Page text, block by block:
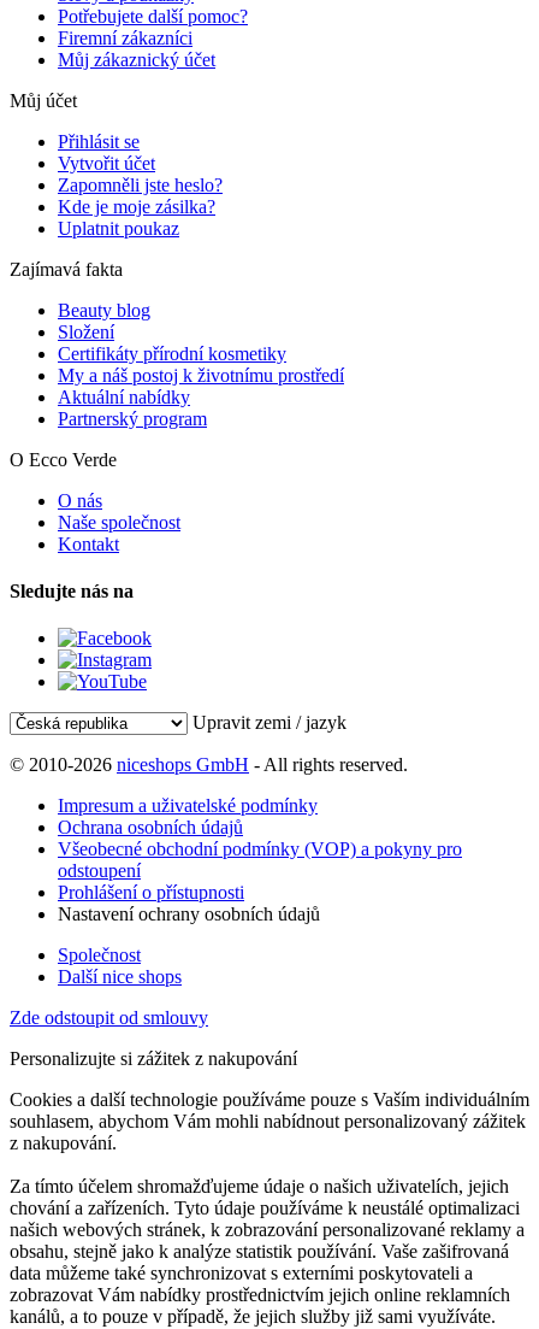
Potřebujete další pomoc?
Firemní zákazníci
Můj zákaznický účet
Můj účet
Přihlásit se
Vytvořit účet
Zapomněli jste heslo?
Kde je moje zásilka?
Uplatnit poukaz
Zajímavá fakta
Beauty blog
Složení
Certifikáty přírodní kosmetiky
My a náš postoj k životnímu prostředí
Aktuální nabídky
Partnerský program
O Ecco Verde
O nás
Naše společnost
Kontakt
Sledujte nás na
Upravit zemi / jazyk
© 2010-2026 niceshops GmbH - All rights reserved.
Impresum a uživatelské podmínky
Ochrana osobních údajů
Všeobecné obchodní podmínky (VOP) a pokyny pro
odstoupení
Prohlášení o přístupnosti
Nastavení ochrany osobních údajů
Společnost
Další nice shops
Zde odstoupit od smlouvy
Personalizujte si zážitek z nakupování
Cookies a další technologie používáme pouze s Vaším individuálním
souhlasem, abychom Vám mohli nabídnout personalizovaný zážitek
z nakupování.
Za tímto účelem shromažďujeme údaje o našich uživatelích, jejich
chování a zařízeních. Tyto údaje používáme k neustálé optimalizaci
našich webových stránek, k zobrazování personalizované reklamy a
obsahu, stejně jako k analýze statistik používání. Vaše zašifrovaná
data můžeme také synchronizovat s externími poskytovateli a
zobrazovat Vám nabídky prostřednictvím jejich online reklamních
kanálů, a to pouze v případě, že jejich služby již sami využíváte.